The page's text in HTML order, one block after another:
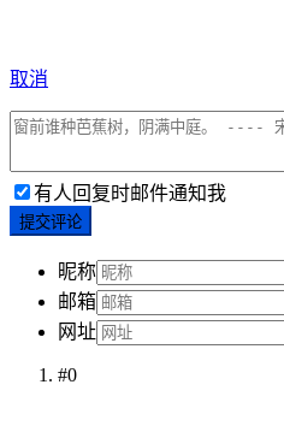
取消
有人回复时邮件通知我
提交评论
昵称
邮箱
网址
#0